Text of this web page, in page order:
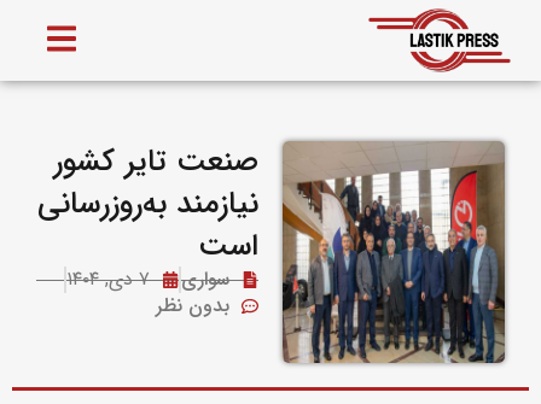
صنعت تایر کشور
نیازمند به‌روزرسانی
است
سواری
۷ دی, ۱۴۰۴
بدون نظر